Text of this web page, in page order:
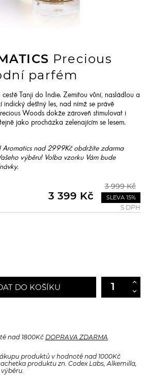
Precious
parfém
Tanji do Indie. Zemitou vůní, nasládlou a
deštný les, nad nímž se právě
Woods dokže zároveň stimulovat i
jako procházka zelenajícím se lesem.
Aromatics nad 2999Kč obdržíte zdarma
výběru! Volba vzorku Vám bude
3 999 Kč
3 399 Kč SLEVA 15%
S DPH
DO KOŠÍKU
nad 1800Kč DOPRAVA ZDARMA.
produktů v hodnotě nad 1000Kč
produktu zn. Codex Labs, Alkemilla,